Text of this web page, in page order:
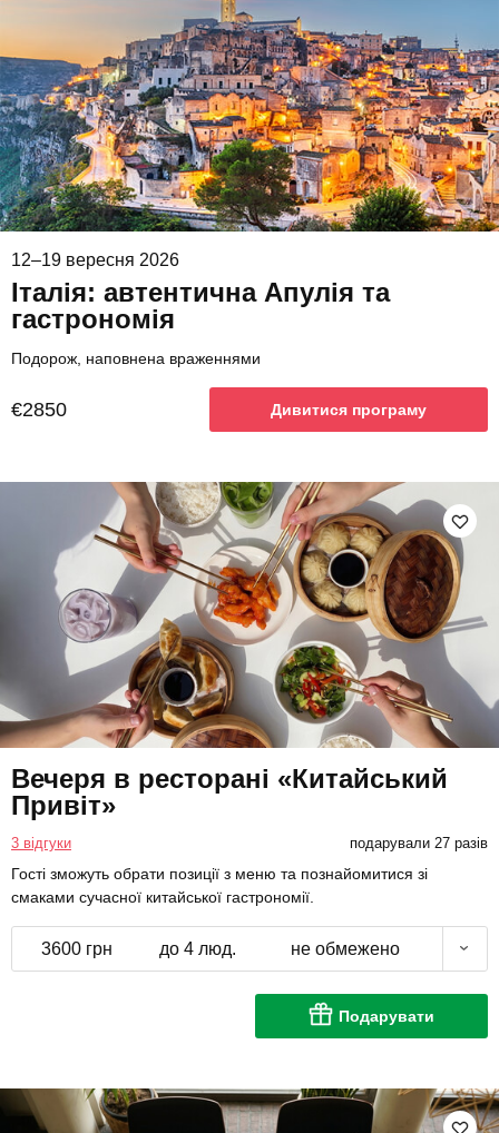
12–19 вересня 2026
Італія: автентична Апулія та
гастрономія
Подорож, наповнена враженнями
€2850 Дивитися програму
Вечеря в ресторані «Китайський
Привіт»
3 відгуки подарували 27 разів
Гості зможуть обрати позиції з меню та познайомитися зі
смаками сучасної китайської гастрономії.
3600 грн до 4 люд. не обмежено
Подарувати